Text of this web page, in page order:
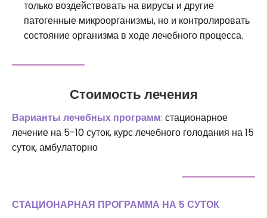
только воздействовать на вирусы и другие
патогенные микроорганизмы, но и контролировать
состояние организма в ходе лечебного процесса.
Стоимость лечения
Варианты лечебных программ: стационарное
лечение на 5-10 суток, курс лечебного голодания на 15
суток, амбулаторно
СТАЦИОНАРНАЯ ПРОГРАММА НА 5 СУТОК